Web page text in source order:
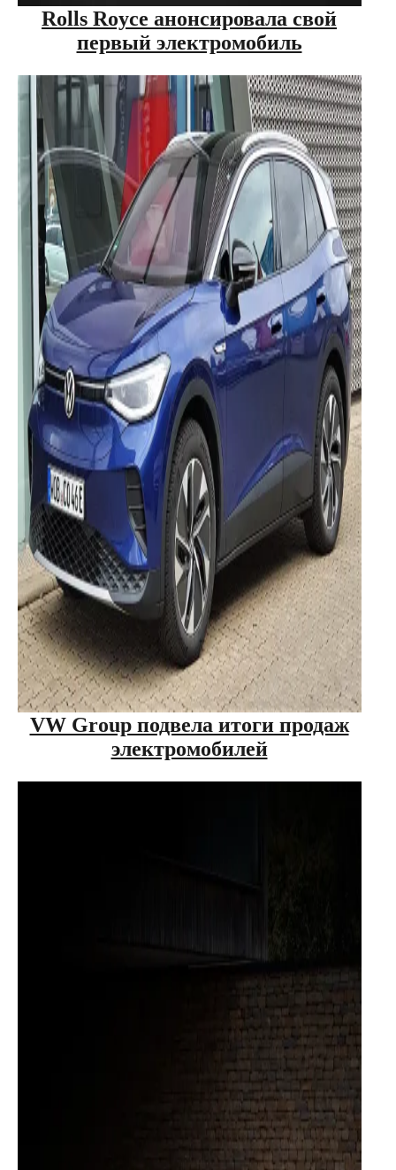
Rolls Royce анонсировала свой
первый электромобиль
VW Group подвела итоги продаж
электромобилей